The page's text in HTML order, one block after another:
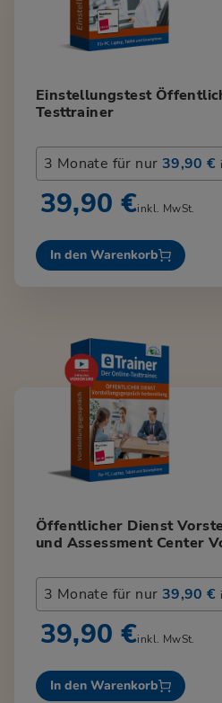
Einstellungstest
Testtrainer
3 Monate für nur 39,90 €
39,90 €inkl. MwSt.
In den Warenkorb
Öffentlicher Dienst
und Assessment Center
3 Monate für nur 39,90 €
39,90 €inkl. MwSt.
In den Warenkorb